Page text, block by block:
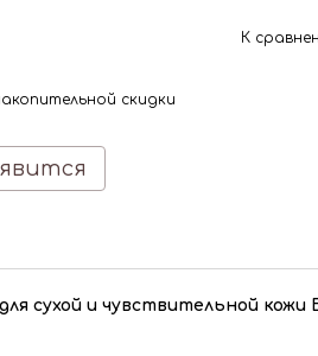
К
скидки
сухой и чувствительной кожи